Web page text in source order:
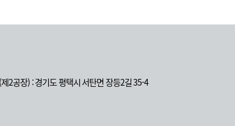
2공장) : 경기도 평택시 서탄면 장등2길 35-4